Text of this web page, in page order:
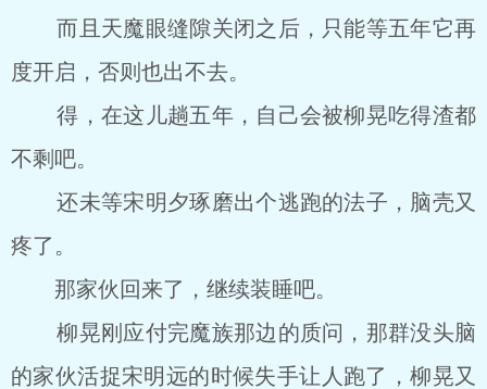
而且天魔眼缝隙关闭之后，只能等五年它再
度开启，否则也出不去。
得，在这儿趟五年，自己会被柳晃吃得渣都
不剩吧。
还未等宋明夕琢磨出个逃跑的法子，脑壳又
疼了。
那家伙回来了，继续装睡吧。
柳晃刚应付完魔族那边的质问，那群没头脑
的家伙活捉宋明远的时候失手让人跑了，柳晃又